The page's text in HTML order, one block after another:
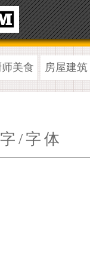
师美食 房屋建筑
/字体